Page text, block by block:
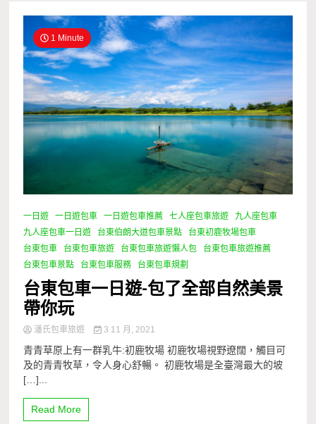
1 Minute
一日遊 一日遊包車 一日遊包車推薦 七人座包車旅遊
九人座包車
九人座包車一日遊
台東伯朗大道包車景點
台東初鹿牧場包車
台東包車
台東包車旅遊 台東包車旅遊懶人包
台東包車旅遊推薦
台東包車景點
台東包車服務 台東包車規劃
台東包車一日遊-包了全部自然美景
帶你玩
潘氏包車旅遊 3 11 月, 2021
青青草原上有一群乳牛:初鹿牧場 初鹿牧場視野遼闊，觸目可
及的青青牧草，令人身心舒暢。 初鹿牧場是全臺灣最大的坡
[…]...
Read More